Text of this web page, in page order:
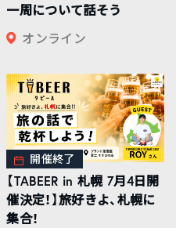
一周について話そう
オンライン
開催終了
【TABEER in 札幌 7月4日開
催決定！】旅好きよ、札幌に
集合！